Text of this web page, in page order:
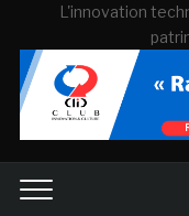
L'innovation